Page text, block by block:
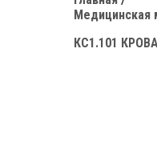
Медицинская
КС1.101